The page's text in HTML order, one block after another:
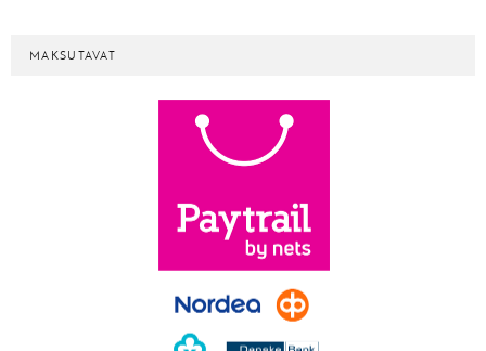
MAKSUTAVAT